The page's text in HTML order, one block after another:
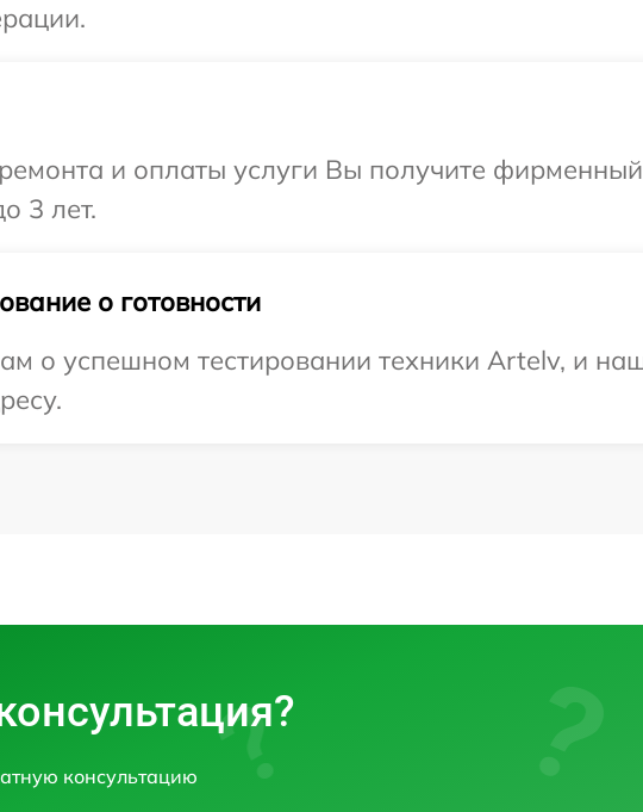
и оплаты услуги Вы получите
3 лет.
о готовности
о успешном тестировании техники Artelv, и наш
консультацию